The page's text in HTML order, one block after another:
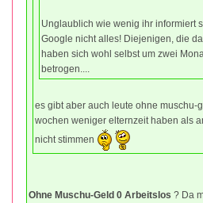
Unglaublich wie wenig ihr informiert
Google nicht alles! Diejenigen, die
haben sich wohl selbst um zwei
betrogen....
es gibt aber auch leute ohne muschu-
wochen weniger elternzeit haben als
nicht stimmen
Ohne Muschu-Geld 0 Arbeitslos ? Da